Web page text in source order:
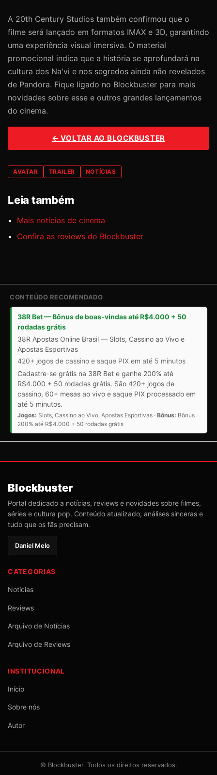
A 20th Century Studios também confirmou que o
filme será lançado em formatos IMAX e 3D, garantindo
uma experiência visual imersiva. O material
promocional indica que a história se aprofundará na
cultura dos Na'vi e nos segredos ainda não revelados
de Pandora. Fique ligado no Blockbuster para mais
novidades sobre esse e outros grandes lançamentos
do cinema.
← VOLTAR AO BLOCKBUSTER
AVATAR TRAILER NOTÍCIAS
Leia também
Mais notícias de cinema
Confira as reviews do Blockbuster
CONTEÚDO RECOMENDADO
38R Bet — Bônus de boas-vindas até R$4.000 + 50
rodadas grátis
38R Apostas Online Brasil — Slots, Cassino ao Vivo e
Apostas Esportivas
420+ jogos de cassino e saque PIX em até 5 minutos
Cadastre-se grátis na 38R Bet e ganhe 200% até
R$4.000 + 50 rodadas grátis. São 420+ jogos de
cassino, 60+ mesas ao vivo e saque PIX processado em
até 5 minutos.
Jogos: Slots, Cassino ao Vivo, Apostas Esportivas · Bônus: Bônus
200% até R$4.000 + 50 rodadas grátis
Blockbuster
Portal dedicado a notícias, reviews e novidades sobre filmes,
séries e cultura pop. Conteúdo atualizado, análises sinceras e
tudo que os fãs precisam.
Daniel Melo
CATEGORIAS
Notícias
Reviews
Arquivo de Notícias
Arquivo de Reviews
INSTITUCIONAL
Início
Sobre nós
Autor
© Blockbuster. Todos os direitos reservados.